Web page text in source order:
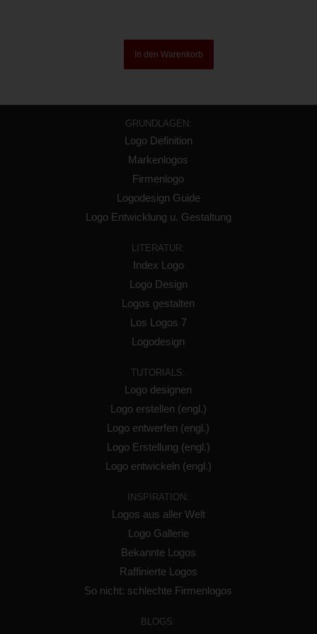
In den Warenkorb
GRUNDLAGEN:
Logo Definition
Markenlogos
Firmenlogo
Logodesign Guide
Logo Entwicklung u. Gestaltung
LITERATUR:
Index Logo
Logo Design
Logos gestalten
Los Logos 7
Logodesign
TUTORIALS:
Logo designen
Logo erstellen (engl.)
Logo entwerfen (engl.)
Logo Erstellung (engl.)
Logo entwickeln (engl.)
INSPIRATION:
Logos aus aller Welt
Logo Gallerie
Bekannte Logos
Raffinierte Logos
So nicht: schlechte Firmenlogos
BLOGS: